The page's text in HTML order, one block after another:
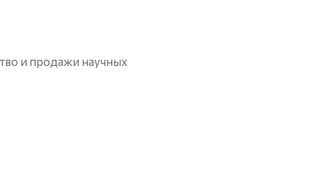
и продажи научных